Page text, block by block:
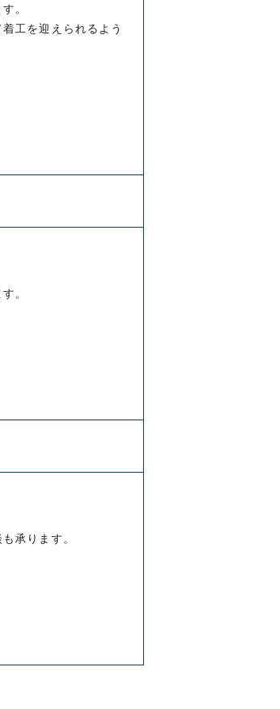
。
工を迎えられるよう
。
承ります。